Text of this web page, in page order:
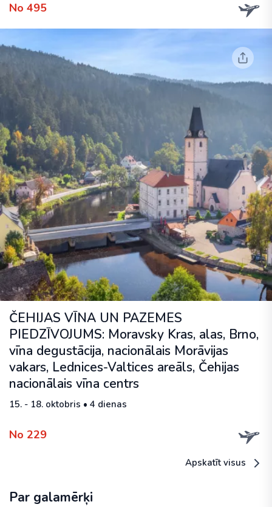
No 495
ČEHIJAS VĪNA UN PAZEMES
PIEDZĪVOJUMS: Moravsky Kras, alas, Brno,
vīna degustācija, nacionālais Morāvijas
vakars, Lednices-Valtices areāls, Čehijas
nacionālais vīna centrs
15. - 18. oktobris • 4 dienas
No 229
Apskatīt visus
Par galamērķi